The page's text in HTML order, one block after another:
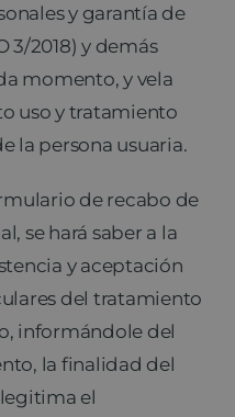
y garantía de
3/2018) y demás
momento, y vela
uso y tratamiento
la persona usuaria.
de recabo de
se hará saber a la
y aceptación
del tratamiento
informándole del
la finalidad del
el